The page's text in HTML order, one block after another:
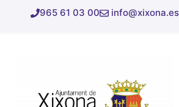
965 61 03 00 info@xixona.es